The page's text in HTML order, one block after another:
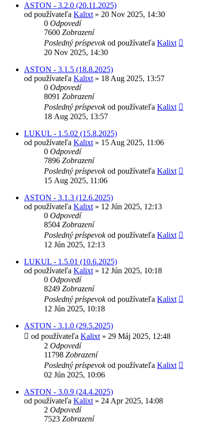
ASTON - 3.2.0 (20.11.2025)
od používateľa Kalixt » 20 Nov 2025, 14:30
0 Odpovedí
7600 Zobrazení
Posledný príspevokod používateľa Kalixt
20 Nov 2025, 14:30
ASTON - 3.1.5 (18.8.2025)
od používateľa Kalixt » 18 Aug 2025, 13:57
0 Odpovedí
8091 Zobrazení
Posledný príspevokod používateľa Kalixt
18 Aug 2025, 13:57
LUKUL - 1.5.02 (15.8.2025)
od používateľa Kalixt » 15 Aug 2025, 11:06
0 Odpovedí
7896 Zobrazení
Posledný príspevokod používateľa Kalixt
15 Aug 2025, 11:06
ASTON - 3.1.3 (12.6.2025)
od používateľa Kalixt » 12 Jún 2025, 12:13
0 Odpovedí
8504 Zobrazení
Posledný príspevokod používateľa Kalixt
12 Jún 2025, 12:13
LUKUL - 1.5.01 (10.6.2025)
od používateľa Kalixt » 12 Jún 2025, 10:18
0 Odpovedí
8249 Zobrazení
Posledný príspevokod používateľa Kalixt
12 Jún 2025, 10:18
ASTON - 3.1.0 (29.5.2025)
od používateľa Kalixt » 29 Máj 2025, 12:48
2 Odpovedí
11798 Zobrazení
Posledný príspevokod používateľa Kalixt
02 Jún 2025, 10:06
ASTON - 3.0.9 (24.4.2025)
od používateľa Kalixt » 24 Apr 2025, 14:08
2 Odpovedí
7523 Zobrazení